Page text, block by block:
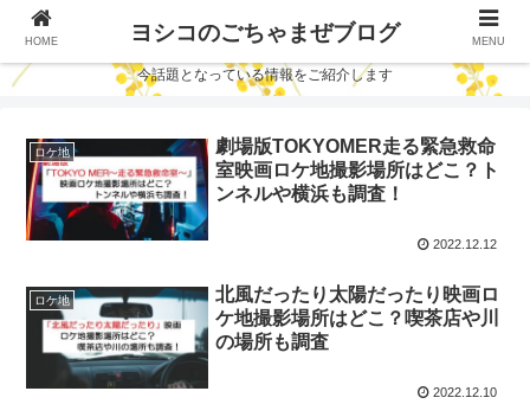
今話題となっている情報をご紹介します
ロケ地
劇場版TOKYOMER走る緊急救命
室映画ロケ地撮影場所はどこ？ト
ンネルや横浜も調査！
2022.12.12
ロケ地
北風だったり太陽だったり映画ロ
ケ地撮影場所はどこ？喫茶店や川
の場所も調査
2022.12.10
HOME ヨシコのごちゃまぜブログ MENU